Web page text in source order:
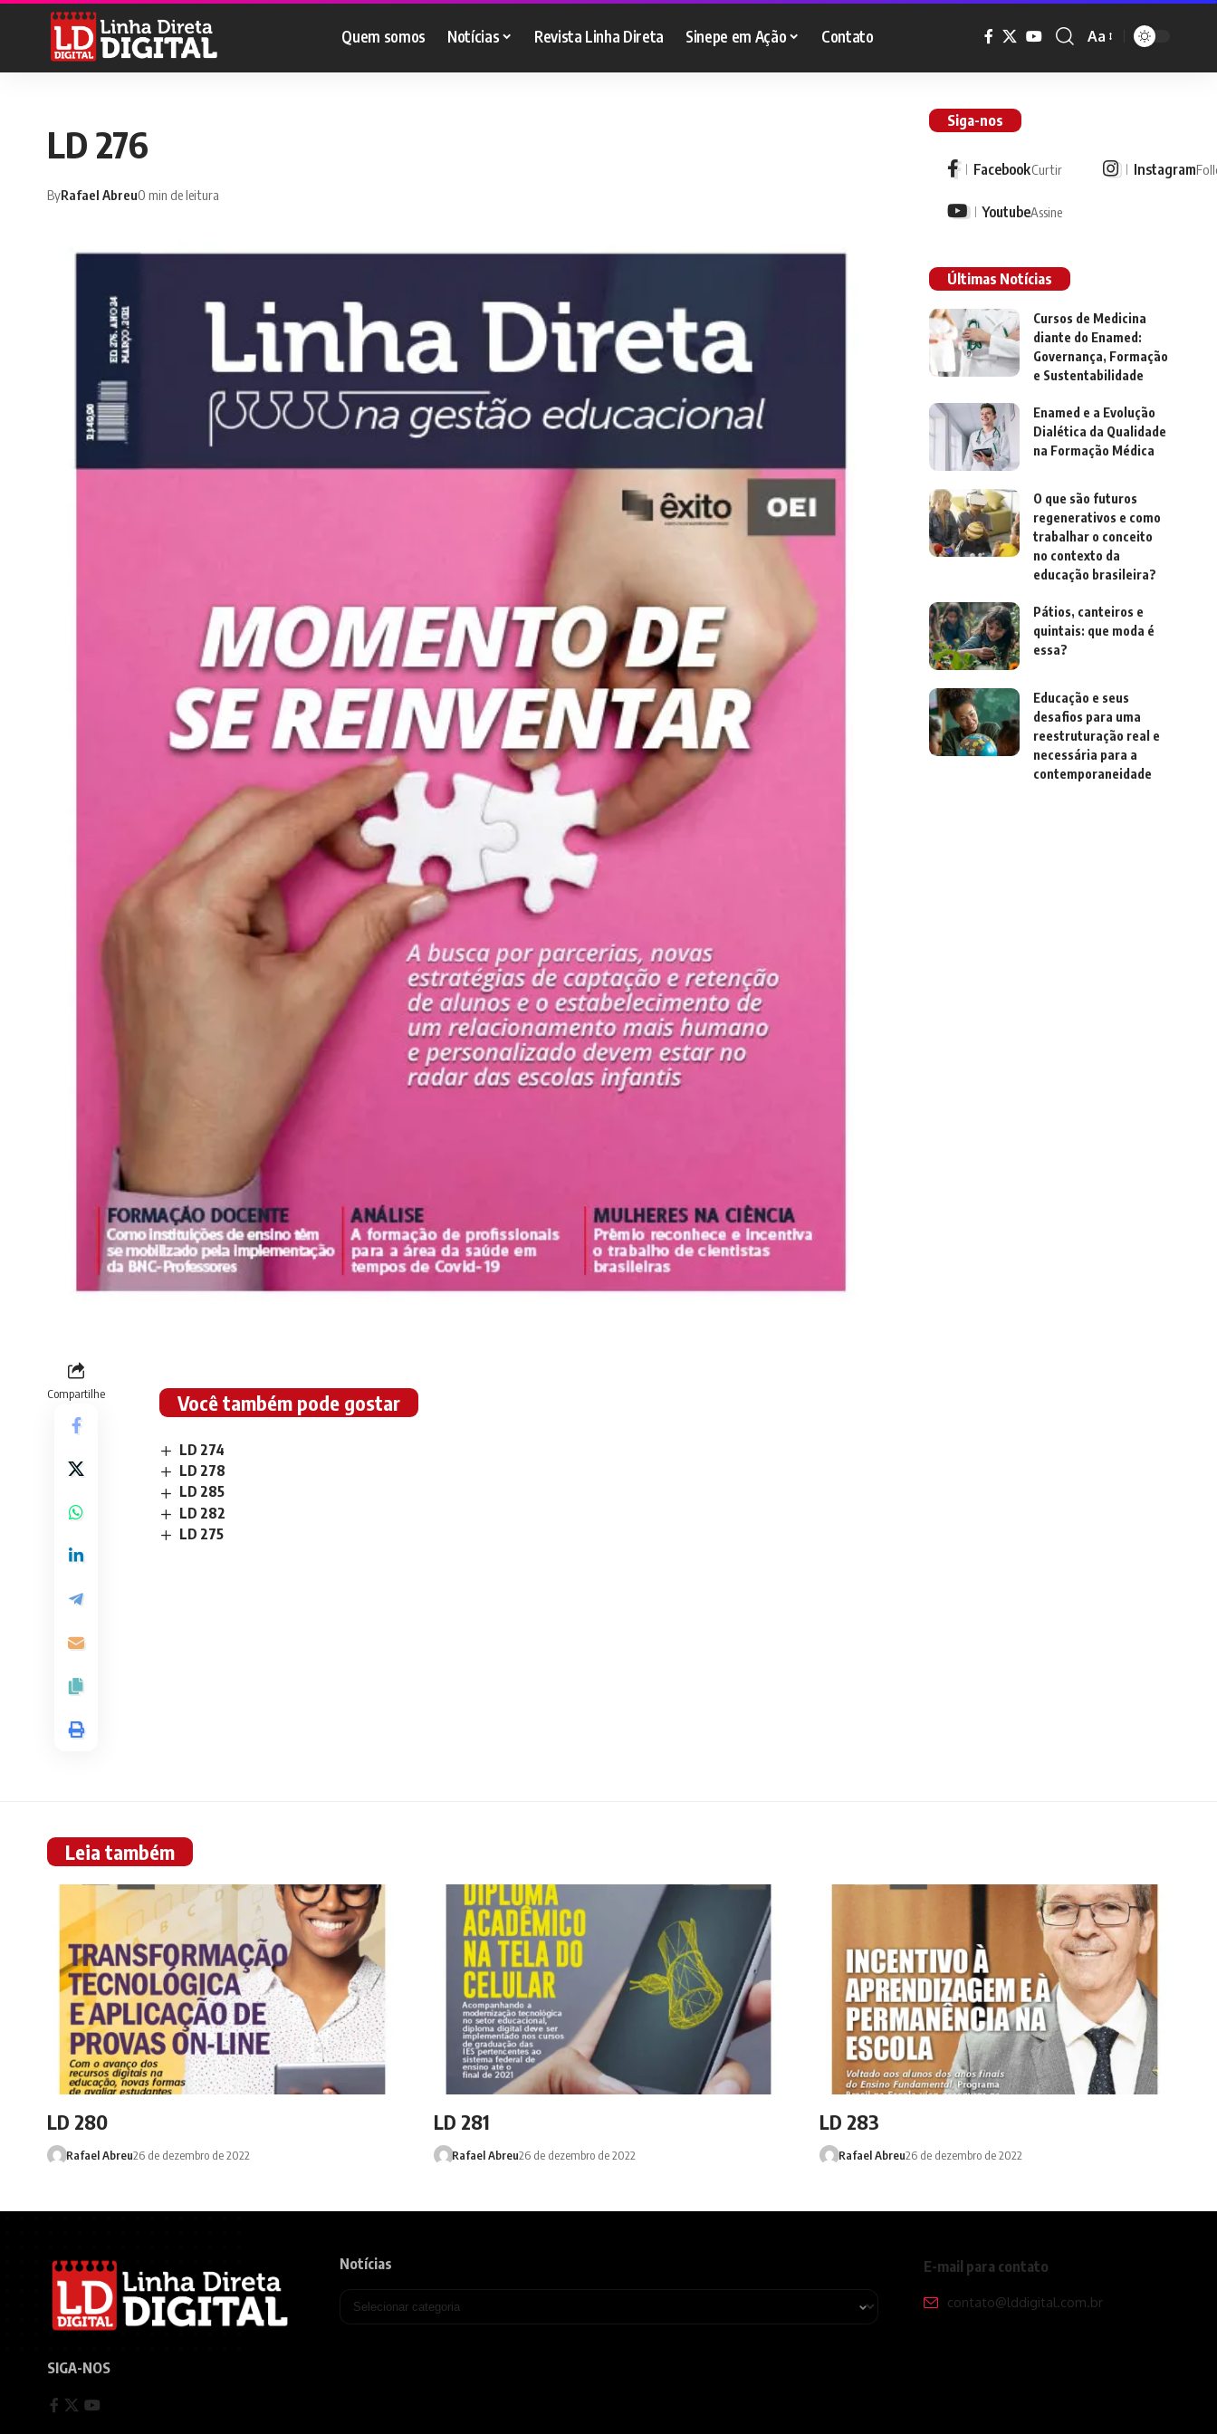
Quem somos Notícias Revista Linha Direta Sinepe em Ação Contato Aa
LD 276
ByRafael Abreu0 min de leitura
Compartilhe Você também pode gostar
LD 274
LD 278
LD 285
LD 282
LD 275
Siga-nos
FacebookCurtir Instagram
YoutubeAssine
Últimas Notícias
Cursos de Medicina
diante do Enamed:
Governança, Formação
e Sustentabilidade
Enamed e a Evolução
Dialética da Qualidade
na Formação Médica
O que são futuros
regenerativos e como
trabalhar o conceito
no contexto da
educação brasileira?
Pátios, canteiros e
quintais: que moda é
essa?
Educação e seus
desafios para uma
reestruturação real e
necessária para a
contemporaneidade
Leia também
LD 280
Rafael Abreu26 de dezembro de 2022
LD 281
Rafael Abreu26 de dezembro de 2022
LD 283
Rafael Abreu26 de dezembro de 2022
SIGA-NOS
Notícias E-mail para contato
contato@lddigital.com.br